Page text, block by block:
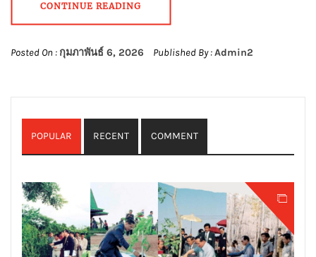
CONTINUE READING
Posted On : กุมภาพันธ์ 6, 2026 Published By :Admin2
POPULAR RECENT COMMENT